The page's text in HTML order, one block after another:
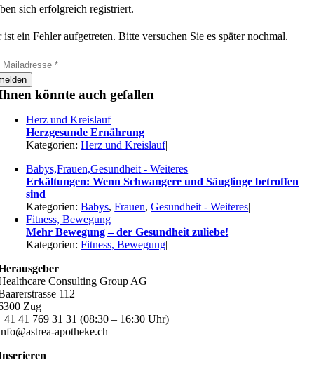
sich erfolgreich registriert.
ist ein Fehler aufgetreten. Bitte versuchen Sie es später nochmal.
könnte auch gefallen
Herz und Kreislauf
Herzgesunde Ernährung
Kategorien:Herz und Kreislauf|
Babys,Frauen,Gesundheit - Weiteres
Erkältungen: Wenn Schwangere und Säuglinge betroffen
sind
Kategorien:Babys,Frauen,Gesundheit - Weiteres|
Fitness, Bewegung
Mehr Bewegung – der Gesundheit zuliebe!
Kategorien:Fitness, Bewegung|
Consulting Group AG
112
Zug
41 769 31 31 (08:30 – 16:30 Uhr)
apotheke.ch